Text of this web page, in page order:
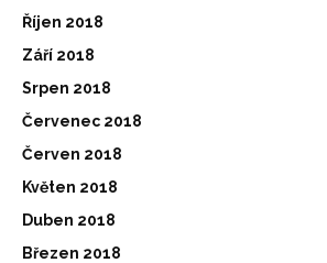
Říjen 2018
Září 2018
Srpen 2018
Červenec 2018
Červen 2018
Květen 2018
Duben 2018
Březen 2018